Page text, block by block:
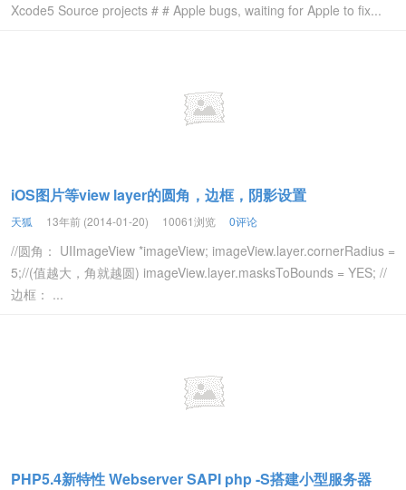
Xcode5 Source projects # # Apple bugs, waiting for Apple to fix...
iOS图片等view layer的圆角，边框，阴影设置
天狐 13年前 (2014-01-20) 10061浏览 0评论
//圆角： UIImageView *imageView; imageView.layer.cornerRadius =
5;//(值越大，角就越圆) imageView.layer.masksToBounds = YES; //
边框： ...
PHP5.4新特性 Webserver SAPI php -S搭建小型服务器